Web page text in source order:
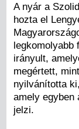
A nyár a
hozta el
legkomolyabb
irányult,
megértett,
nyilvánította
amely egyben
jelzi.